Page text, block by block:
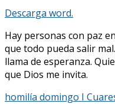
Descarga word.
Hay personas con paz
que todo pueda salir
llama de esperanza.
que Dios me invita.
homilía domingo I